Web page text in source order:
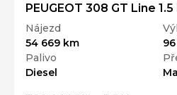
PEUGEOT 308 GT Line
Nájezd
54 669 km
Palivo
Diesel